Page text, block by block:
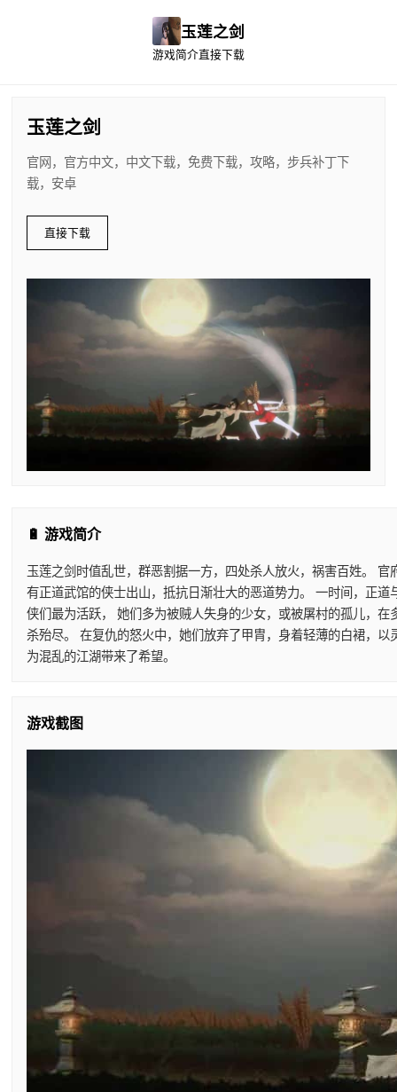
玉莲之剑
游戏简介直接下载
玉莲之剑
官网，官方中文，中文下载，免费下载，攻略，步兵补丁下
载，安卓
直接下载
🔋 游戏简介
玉莲之剑时值乱世，群恶割据一方，四处杀人放火，祸害百姓。
有正道武馆的侠士出山，抵抗日渐壮大的恶道势力。 一时间，正
侠们最为活跃， 她们多为被贼人失身的少女，或被屠村的孤儿，
杀殆尽。 在复仇的怒火中，她们放弃了甲胄，身着轻薄的白裙，
为混乱的江湖带来了希望。
游戏截图